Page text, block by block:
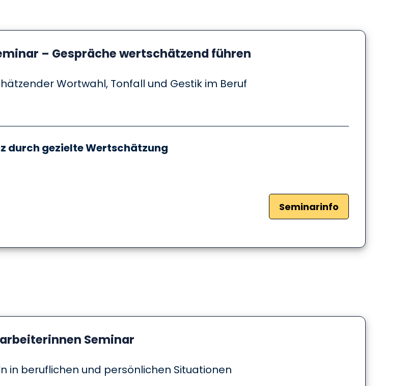
– Gespräche wertschätzend führen
Wortwahl, Tonfall und Gestik im Beruf
durch gezielte Wertschätzung
Seminarinfo
Seminar
beruflichen und persönlichen Situationen